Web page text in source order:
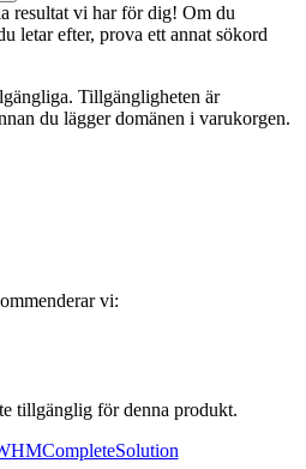
resultat vi har för dig! Om du
letar efter, prova ett annat sökord
Tillgängligheten är
du lägger domänen i varukorgen.
vi:
tillgänglig för denna produkt.